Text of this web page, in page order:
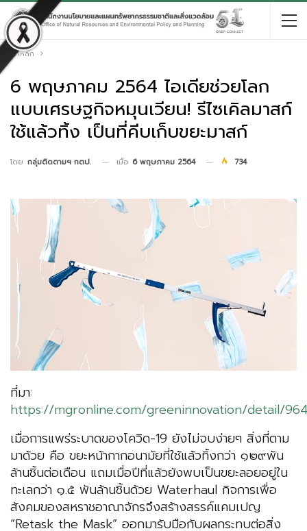
หน้าหลัก
6 พฤษภาคม 2564 ไอเดียช่วยโลก
แบบเศรษฐกิจหมุนเวียน! รีไซเคิลมาสก์
ใช้แล้วทิ้ง เป็นที่คีบเก็บขยะมาสก์
โดย กลุ่มติดตามฯ กตป. เมื่อ 6 พฤษภาคม 2564 734
ที่มา:
https://mgronline.com/greeninnovation/detail/
เมื่อการแพร่ระบาดของโควิด-19 ยังไม่จบง่ายๆ สิ่งที่ตาม
มาด้วย คือ ขยะหน้ากากอนามัยที่ใช้แล้วทิ้งกว่า ๑๒๙พัน
ล้านชิ้นต่อเดือน แถมเมื่อปีที่แล้วยังพบเป็นขยะลอยอยู่ใน
ทะเลกว่า ๑.๕ พันล้านชิ้นด้วย Waterhaul กิจการเพื่อ
สังคมของสหราชอาณาจักรจึงสร้างสรรค์แคมเปญ
“Retask the Mask” ออกมารับมือกับผลกระทบต่อสิ่ง